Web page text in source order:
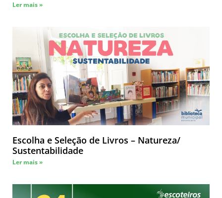
Ler mais »
Escolha e Seleção de Livros – Natureza/
Sustentabilidade
Ler mais »